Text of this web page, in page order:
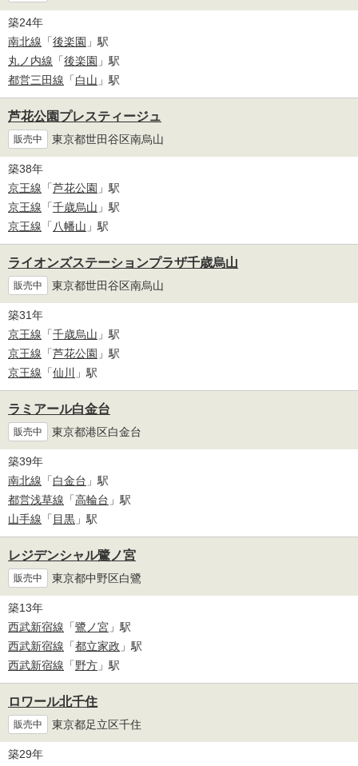
築24年
南北線 「後楽園 」駅
丸ノ内線 「後楽園 」駅
都営三田線 「白山 」駅
芦花公園プレスティージュ
販売中 東京都世田谷区南烏山
築38年
京王線 「芦花公園 」駅
京王線 「千歳烏山 」駅
京王線 「 八幡山 」駅
ライオンズステーションプラザ千歳烏山
販売中 東京都世田谷区南烏山
築31年
京王線 「千歳烏山 」駅
京王線 「芦花公園 」駅
京王線 「仙川 」駅
ラミアール白金台
販売中 東京都港区白金台
築39年
南北線 「白金台 」駅
都営浅草線 「高輪台 」駅
山手線 「 目黒 」駅
レジデンシャル鷺ノ宮
販売中 東京都中野区白鷺
築13年
西武新宿線 「鷺ノ宮 」駅
西武新宿線 「都立家政 」駅
西武新宿線 「野方 」駅
ロワール北千住
販売中 東京都足立区千住
築29年